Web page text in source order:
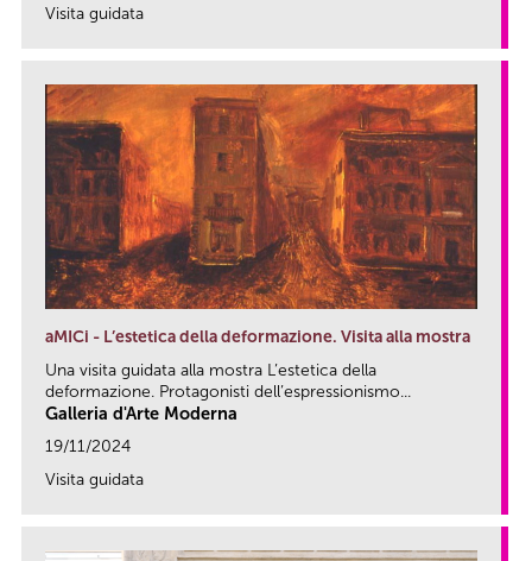
Visita guidata
aMICi - L’estetica della deformazione. Visita alla mostra
Una visita guidata alla mostra L’estetica della
deformazione. Protagonisti dell’espressionismo...
Galleria d'Arte Moderna
19/11/2024
Visita guidata